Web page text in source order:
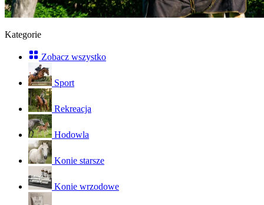
Kategorie
Zobacz wszystko
Sport
Rekreacja
Hodowla
Konie starsze
Konie wrzodowe